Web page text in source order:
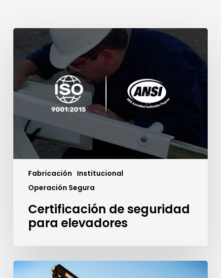
Fabricación Institucional
Operación Segura
Certificación
seguridad
para
Certificación de seguridad
para elevadores
Grúas